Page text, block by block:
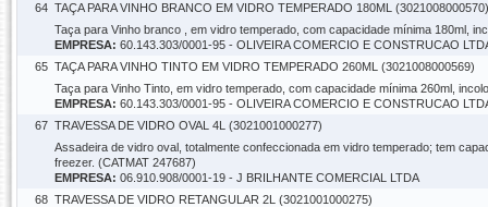
64 TAÇA PARA VINHO BRANCO EM VIDRO TEMPERADO 180ML (3021008000570)
Taça para Vinho branco , em vidro temperado, com capacidade mínima 180ml,
EMPRESA: 60.143.303/0001-95 - OLIVEIRA COMERCIO E CONSTRUCAO
65 TAÇA PARA VINHO TINTO EM VIDRO TEMPERADO 260ML (3021008000569)
Taça para Vinho Tinto, em vidro temperado, com capacidade mínima 260ml,
EMPRESA: 60.143.303/0001-95 - OLIVEIRA COMERCIO E CONSTRUCAO
67 TRAVESSA DE VIDRO OVAL 4L (3021001000277)
Assadeira de vidro oval, totalmente confeccionada em vidro temperado; tem
freezer. (CATMAT 247687)
EMPRESA: 06.910.908/0001-19 - J BRILHANTE COMERCIAL LTDA
68 TRAVESSA DE VIDRO RETANGULAR 2L (3021001000275)